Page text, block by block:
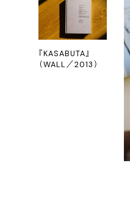
『KASABUTA』
（WALL／2013）